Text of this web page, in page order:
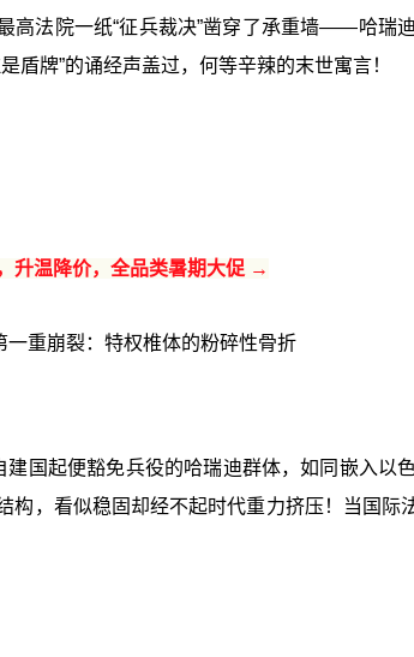
高法院一纸“征兵裁决”凿穿了承重墙——哈瑞
盾牌”的诵经声盖过，何等辛辣的末世寓言！
升温降价，全品类暑期大促 →
一重崩裂：特权椎体的粉碎性骨折
建国起便豁免兵役的哈瑞迪群体，如同嵌入
构，看似稳固却经不起时代重力挤压！当国